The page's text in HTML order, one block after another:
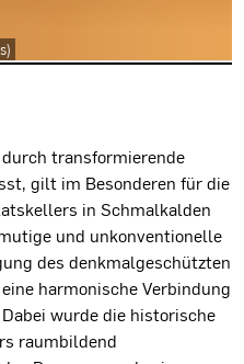
transformierende
gilt im Besonderen für die
in Schmalkalden
und unkonventionelle
des denkmalgeschützten
harmonische Verbindung
wurde die historische
raumbildend